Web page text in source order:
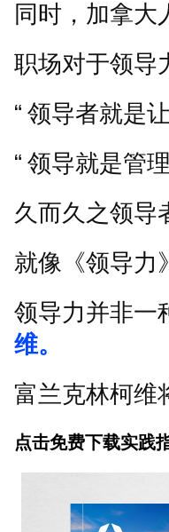
同时，加拿大
职场对于领导
“ 领导者就是
“ 领导就是管
久而久之领导
就像《领导力
领导力并非一
维。
富兰克林柯维
点击免费下载实践